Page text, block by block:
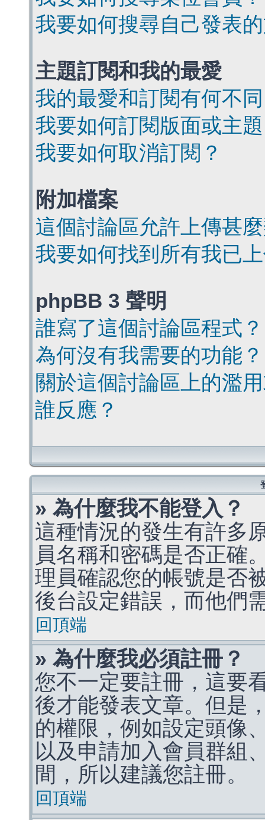
我要如何搜尋自己發表
主題訂閱和我的最愛
我的最愛和訂閱有何不
我要如何訂閱版面或主
我要如何取消訂閱？
附加檔案
這個討論區允許上傳甚
我要如何找到所有我已
phpBB 3 聲明
誰寫了這個討論區程式？
為何沒有我需要的功能？
關於這個討論區上的濫
誰反應？
» 為什麼我不能登入？
這種情況的發生有許多
員名稱和密碼是否正確
理員確認您的帳號是否
後台設定錯誤，而他們
回頂端
» 為什麼我必須註冊？
您不一定要註冊，這要
後才能發表文章。但是
的權限，例如設定頭像
以及申請加入會員群組
間，所以建議您註冊。
回頂端